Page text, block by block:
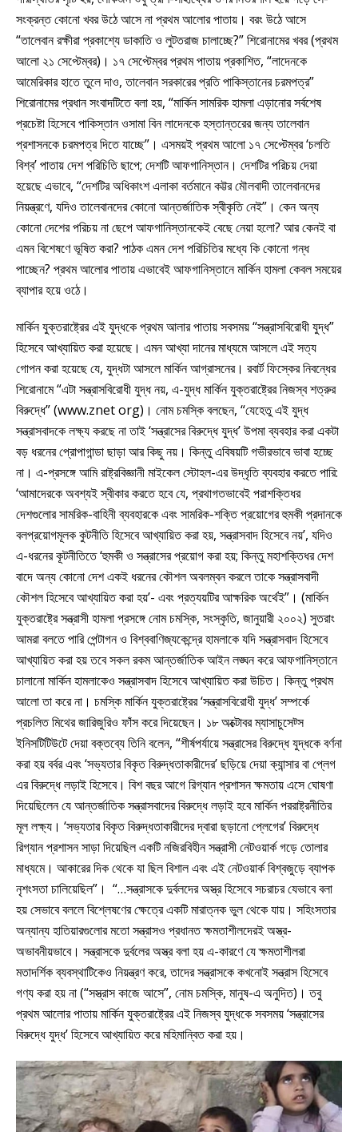
সংক্রন্ত কোনো খবর উঠে আসে না প্রথম আলোর পাতায়। বরং উঠে আসে
“তালেবান রক্ষীরা প্রকাশ্যে ডাকাতি ও লুটতরাজ চালাচ্ছে?” শিরোনামের খবর (প্রথম
আলো ২১ সেপ্টেম্বর)। ১৭ সেপ্টেম্বর প্রথম পাতায় প্রকাশিত, “লাদেনকে
আমেরিকার হাতে তুলে দাও, তালেবান সরকারের প্রতি পাকিস্তানের চরমপত্র”
শিরোনামের প্রধান সংবাদটিতে বলা হয়, “মার্কিন সামরিক হামলা এড়ানোর সর্বশেষ
প্রচেষ্টা হিসেবে পাকিস্তান ওসামা বিন লাদেনকে হস্তান্তরের জন্য তালেবান
প্রশাসনকে চরমপত্র দিতে যাচ্ছে”। এসময়ই প্রথম আলো ১৭ সেপ্টেম্বর ‘চলতি
বিশ্ব’ পাতায় দেশ পরিচিতি ছাপে; দেশটি আফগানিস্তান। দেশটির পরিচয় দেয়া
হয়েছে এভাবে, “দেশটির অধিকাংশ এলাকা বর্তমানে কট্টর মৌলবাদী তালেবানদের
নিয়ন্ত্রণে, যদিও তালেবানদের কোনো আন্তর্জাতিক স্বীকৃতি নেই”। কেন অন্য
কোনো দেশের পরিচয় না ছেপে আফগানিস্তানকেই বেছে নেয়া হলো? আর কেনই বা
এমন বিশেষণে ভূষিত করা? পাঠক এমন দেশ পরিচিতির মধ্যে কি কোনো গন্ধ
পাচ্ছেন? প্রথম আলোর পাতায় এভাবেই আফগানিস্তানে মার্কিন হামলা কেবল সময়ের
ব্যাপার হয়ে ওঠে।
মার্কিন যুক্তরাষ্ট্রের এই যুদ্ধকে প্রথম আলার পাতায় সবসময় “সন্ত্রাসবিরোধী যুদ্ধ”
হিসেবে আখ্যায়িত করা হয়েছে। এমন আখ্যা দানের মাধ্যমে আসলে এই সত্য
গোপন করা হয়েছে যে, যুদ্ধটা আসলে মার্কিন আগ্রাসনের। রবার্ট ফিস্কের নিবন্ধের
শিরোনামে “এটা সন্ত্রাসবিরোধী যুদ্ধ নয়, এ-যুদ্ধ মার্কিন যুক্তরাষ্ট্রের নিজস্ব শত্রুর
বিরুদ্ধে” (www.znet org)। নোম চমস্কি বলছেন, “যেহেতু এই যুদ্ধ
সন্ত্রাসবাদকে লক্ষ্য করছে না তাই ‘সন্ত্রাসের বিরুদ্ধে যুদ্ধ’ উপমা ব্যবহার করা একটা
বড় ধরনের প্রোপাগান্ডা ছাড়া আর কিছু নয়। কিন্তু এবিষয়টি গভীরভাবে ভাবা হচ্ছে
না। এ-প্রসঙ্গে আমি রাষ্ট্রবিজ্ঞানী মাইকেল স্টোহল-এর উদ্ধৃতি ব্যবহার করতে পারি:
‘আমাদেরকে অবশ্যই স্বীকার করতে হবে যে, প্রথাগতভাবেই পরাশক্তিধর
দেশগুলোর সামরিক-বাহিনী ব্যবহারকে এবং সামরিক-শক্তি প্রয়োগের হুমকী প্রদানকে
বলপ্রয়োগমূলক কুটনীতি হিসেবে আখ্যায়িত করা হয়, সন্ত্রাসবাদ হিসেবে নয়’, যদিও
এ-ধরনের কূটনীতিতে ‘হুমকী ও সন্ত্রাসের প্রয়োগ করা হয়; কিন্তু মহাশক্তিধর দেশ
বাদে অন্য কোনো দেশ একই ধরনের কৌশল অবলম্বন করলে তাকে সন্ত্রাসবাদী
কৌশল হিসেবে আখ্যায়িত করা হয়’- এবং প্রত্যয়টির আক্ষরিক অর্থেই”। (মার্কিন
যুক্তরাষ্ট্রে সন্ত্রাসী হামলা প্রসঙ্গে নোম চমস্কি, সংস্কৃতি, জানুয়ারী ২০০২) সুতরাং
আমরা বলতে পারি পেন্টাগন ও বিশ্ববাণিজ্যকেন্দ্রে হামলাকে যদি সন্ত্রাসবাদ হিসেবে
আখ্যায়িত করা হয় তবে সকল রকম আন্তর্জাতিক আইন লঙ্ঘন করে আফগানিস্তানে
চালানো মার্কিন হামলাকেও সন্ত্রাসবাদ হিসেবে আখ্যায়িত করা উচিত। কিন্তু প্রথম
আলো তা করে না। চমস্কি মার্কিন যুক্তরাষ্ট্রের ‘সন্ত্রাসবিরোধী যুদ্ধ’ সম্পর্কে
প্রচলিত মিথের জারিজুরিও ফাঁস করে দিয়েছেন। ১৮ অক্টোবর ম্যাসাচুসেট্স
ইনিসটিটিউটে দেয়া বক্তব্যে তিনি বলেন, “শীর্ষপর্যায়ে সন্ত্রাসের বিরুদ্ধে যুদ্ধকে বর্ণনা
করা হয় বর্বর এবং ‘সভ্যতার বিকৃত বিরুদ্ধতাকারীদের’ ছড়িয়ে দেয়া ক্যান্সার বা প্লেগ
এর বিরুদ্ধে লড়াই হিসেবে। বিশ বছর আগে রিগ্যান প্রশাসন ক্ষমতায় এসে ঘোষণা
দিয়েছিলেন যে আন্তর্জাতিক সন্ত্রাসবাদের বিরুদ্ধে লড়াই হবে মার্কিন পররাষ্ট্রনীতির
মূল লক্ষ্য। ‘সভ্যতার বিকৃত বিরুদ্ধতাকারীদের দ্বারা ছড়ানো প্লেগের’ বিরুদ্ধে
রিগ্যান প্রশাসন সাড়া দিয়েছিল একটি নজিরবিহীন সন্ত্রাসী নেটওয়ার্ক গড়ে তোলার
মাধ্যমে। আকারের দিক থেকে যা ছিল বিশাল এবং এই নেটওয়ার্ক বিশ্বজুড়ে ব্যাপক
নৃশংসতা চালিয়েছিল”। “…সন্ত্রাসকে দুর্বলদের অস্ত্র হিসেবে সচরাচর যেভাবে বলা
হয় সেভাবে বললে বিশ্লেষণের ক্ষেত্রে একটি মারাত্নক ভুল থেকে যায়। সহিংসতার
অন্যান্য হাতিয়ারগুলোর মতো সন্ত্রাসও প্রধানত ক্ষমতাশীলদেরই অস্ত্র-
অভাবনীয়ভাবে। সন্ত্রাসকে দুর্বলের অস্ত্র বলা হয় এ-কারণে যে ক্ষমতাশীলরা
মতাদর্শিক ব্যবস্থাটিকেও নিয়ন্ত্রণ করে, তাদের সন্ত্রাসকে কখনোই সন্ত্রাস হিসেবে
গণ্য করা হয় না (“সস্ত্রাস কাজে আসে”, নোম চমস্কি, মানুষ-এ অনুদিত)। তবু
প্রথম আলোর পাতায় মার্কিন যুক্তরাষ্ট্রের এই নিজস্ব যুদ্ধকে সবসময় ‘সন্ত্রাসের
বিরুদ্ধে যুদ্ধ’ হিসেবে আখ্যায়িত করে মহিমান্বিত করা হয়।